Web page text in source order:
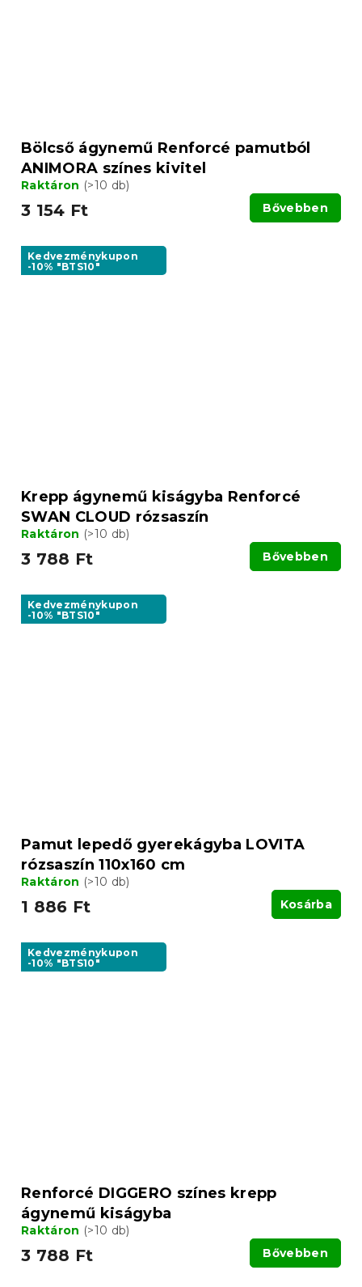
Bölcső ágynemű Renforcé pamutból
ANIMORA színes kivitel
Raktáron (>10 db)
3 154 Ft Bővebben
Kedvezménykupon
-10% "BTS10"
Krepp ágynemű kiságyba Renforcé
SWAN CLOUD rózsaszín
Raktáron (>10 db)
3 788 Ft Bővebben
Kedvezménykupon
-10% "BTS10"
Pamut lepedő gyerekágyba LOVITA
rózsaszín 110x160 cm
Raktáron (>10 db)
1 886 Ft Kosárba
Kedvezménykupon
-10% "BTS10"
Renforcé DIGGERO színes krepp
ágynemű kiságyba
Raktáron (>10 db)
3 788 Ft Bővebben